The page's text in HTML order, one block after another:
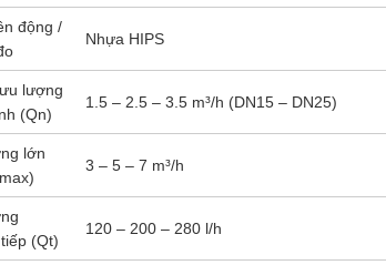
động /
Nhựa HIPS
lượng
(Qn)
1.5 – 2.5 – 3.5 m³/h (DN15 – DN25)
lớn
3 – 5 – 7 m³/h
(Qt)
120 – 200 – 280 l/h